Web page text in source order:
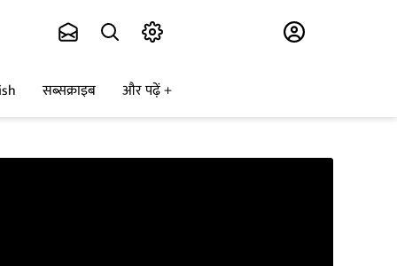
सब्सक्राइब और पढ़ें